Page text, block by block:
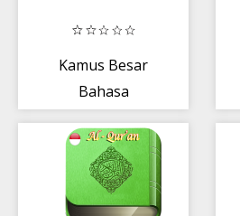
Kamus Besar
Bahasa